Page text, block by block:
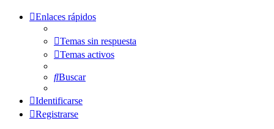
Enlaces rápidos
Temas sin respuesta
Temas activos
Buscar
Identificarse
Registrarse